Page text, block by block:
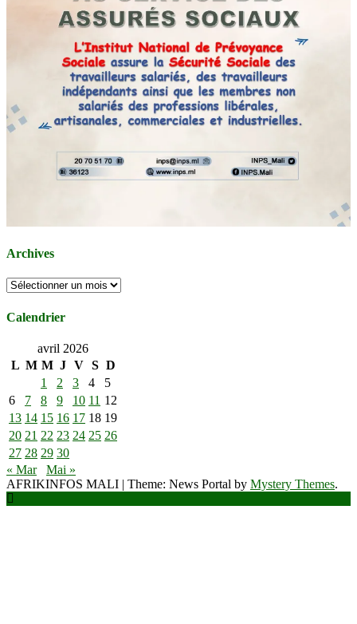
Archives
Archives
Calendrier
avril 2026
L M M J V S D
1
2 3 4
5
6
7 8 9 10 11 12
13 14 15 16 17 18 19
20 21 22 23 24 25 26
27 28 29 30
« Mar
Mai »
AFRIKINFOS MALI | Theme: News Portal by Mystery Themes.